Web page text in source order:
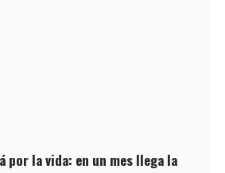
por la vida: en un mes llega la